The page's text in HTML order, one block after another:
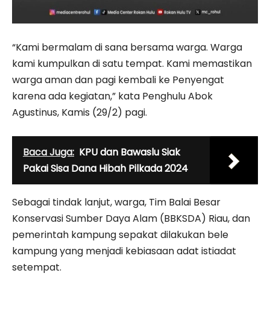
“Kami bermalam di sana bersama warga. Warga
kami kumpulkan di satu tempat. Kami memastikan
warga aman dan pagi kembali ke Penyengat
karena ada kegiatan,” kata Penghulu Abok
Agustinus, Kamis (29/2) pagi.
Baca Juga: KPU dan Bawaslu Siak
Pakai Sisa Dana Hibah Pilkada 2024
Sebagai tindak lanjut, warga, Tim Balai Besar
Konservasi Sumber Daya Alam (BBKSDA) Riau, dan
pemerintah kampung sepakat dilakukan bele
kampung yang menjadi kebiasaan adat istiadat
setempat.